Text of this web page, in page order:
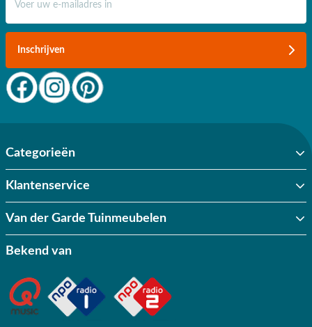
Een houten loungebank kopen doet u vertrouwd bij Van der Garde
Tuinmeubelen. We begrijpen dat een nieuwe loungebank een hele
investering is, dus gespreid betalen is geen probleem. Vanaf €50,-
profiteert u standaard van een gratis verzending, en u profiteert áltijd
van een snelle levering. Kom langs in onze showroom voor volop tuin-
inspiratie of bestel uw loungebank voor de tuin van hout vandaag nog
online.
Inschrijven
Categorieën
Klantenservice
Van der Garde Tuinmeubelen
Bekend van